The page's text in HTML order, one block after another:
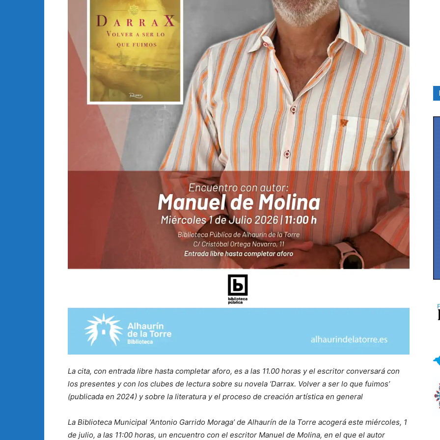
La cita, con entrada libre hasta completar aforo, es a las 11.00 horas y el escritor conversará con
los presentes y con los clubes de lectura sobre su novela ‘Darrax. Volver a ser lo que fuimos’
(publicada en 2024) y sobre la literatura y el proceso de creación artística en general
La Biblioteca Municipal ‘Antonio Garrido Moraga’ de Alhaurín de la Torre acogerá este miércoles, 1
de julio, a las 11:00 horas, un encuentro con el escritor Manuel de Molina, en el que el autor